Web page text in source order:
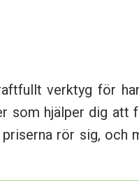
verktyg för
som hjälper dig att
rör sig, och